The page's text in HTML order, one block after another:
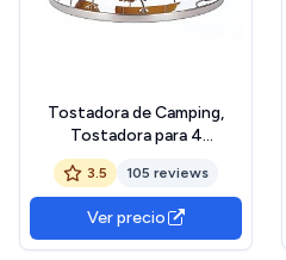
Tostadora de Camping,
Tostadora para 4
Rebanadas para Cocina de
Gas, Soporte Plegable para
Pan, Accesorios Camping,
Perfecta para Picnic al Aire
Libre
3.5 105 reviews
Ver precio